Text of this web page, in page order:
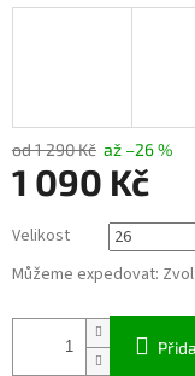
od 1 290 Kč až –26 %
1 090 Kč
cena:
Velikost
Můžeme expedovat: